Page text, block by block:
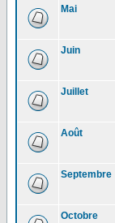
Mai
Juin
Juillet
Août
Septembre
Octobre